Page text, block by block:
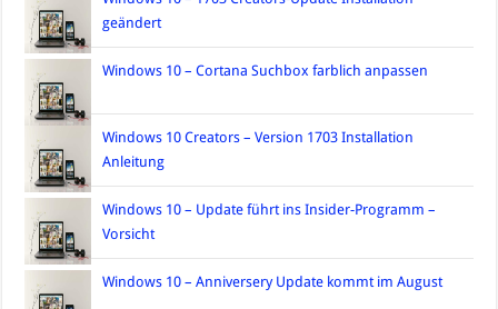
geändert
Windows 10 – Cortana Suchbox farblich anpassen
Windows 10 Creators – Version 1703 Installation
Anleitung
Windows 10 – Update führt ins Insider-Programm –
Vorsicht
Windows 10 – Anniversery Update kommt im August